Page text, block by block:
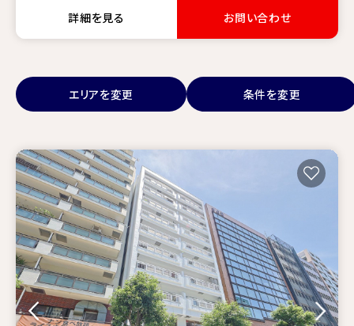
詳細を見る お問い合わせ
エリアを変更 条件を変更